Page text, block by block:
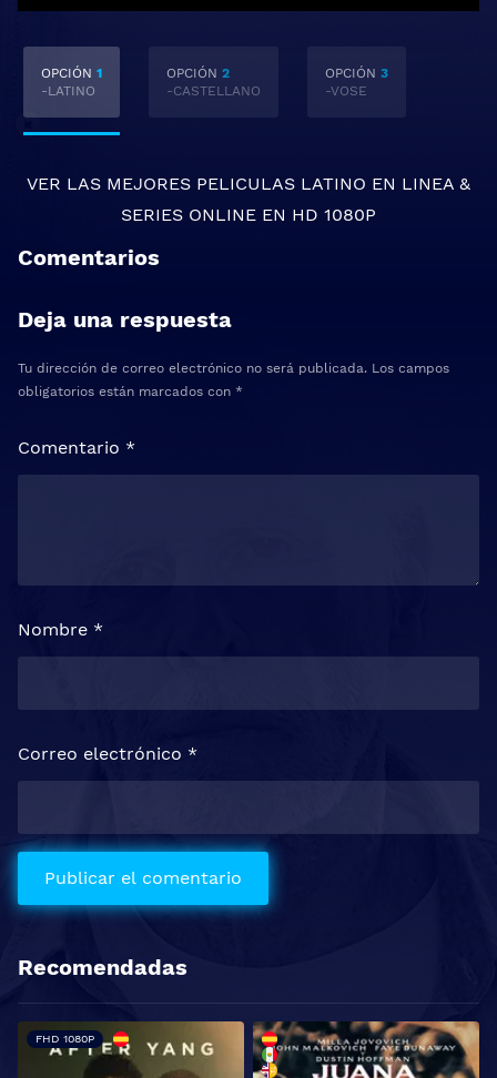
OPCIÓN 1
-LATINO
OPCIÓN 2
-CASTELLANO
OPCIÓN 3
-VOSE
VER LAS MEJORES PELICULAS LATINO EN LINEA &
SERIES ONLINE EN HD 1080P
Comentarios
Deja una respuesta
Tu dirección de correo electrónico no será publicada. Los campos
obligatorios están marcados con *
Comentario *
Nombre *
Correo electrónico *
Recomendadas
FHD 1080P